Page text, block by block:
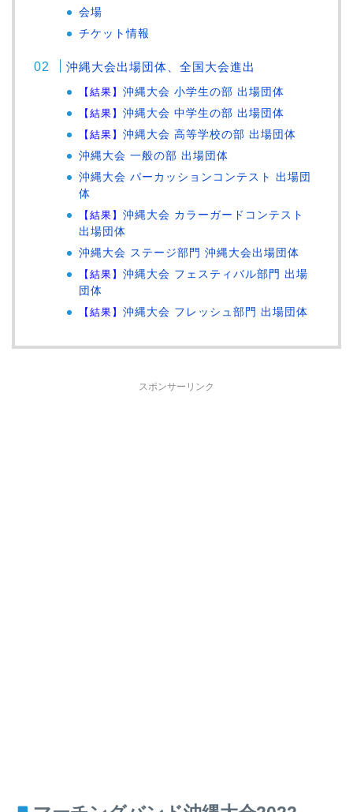
会場
チケット情報
沖縄大会出場団体、全国大会進出
【結果】沖縄大会 小学生の部 出場団体
【結果】沖縄大会 中学生の部 出場団体
【結果】沖縄大会 高等学校の部 出場団体
沖縄大会 一般の部 出場団体
沖縄大会 パーカッションコンテスト 出場団
体
【結果】沖縄大会 カラーガードコンテスト
出場団体
沖縄大会 ステージ部門 沖縄大会出場団体
【結果】沖縄大会 フェスティバル部門 出場
団体
【結果】沖縄大会 フレッシュ部門 出場団体
スポンサーリンク